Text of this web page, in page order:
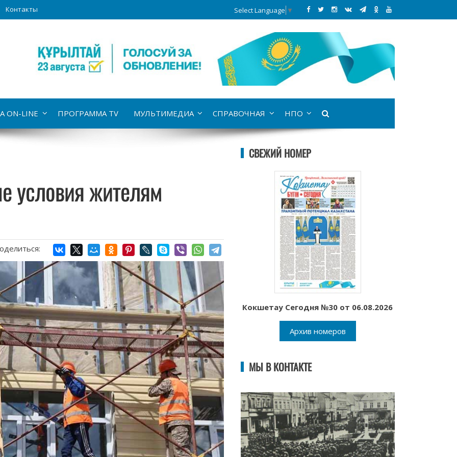
Контакты Select Language ▼
ON-LINE ПРОГРАММА TV МУЛЬТИМЕДИА СПРАВОЧНАЯ НПО
условия жителям
СВЕЖИЙ НОМЕР
Кокшетау Сегодня №30 от 06.08.2026
Архив номеров
МЫ В КОНТАКТЕ